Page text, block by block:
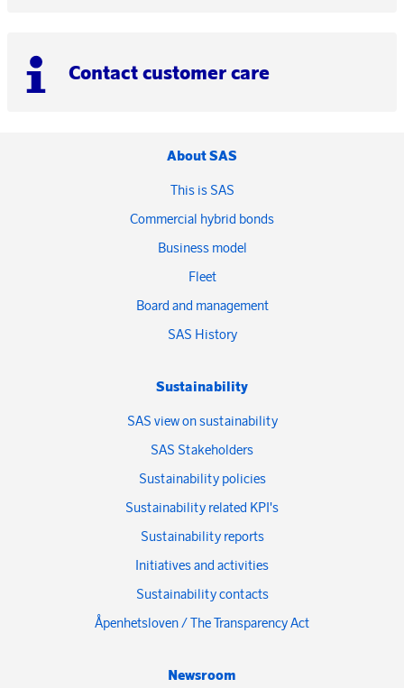
Contact customer care
About SAS
This is SAS
Commercial hybrid bonds
Business model
Fleet
Board and management
SAS History
Sustainability
SAS view on sustainability
SAS Stakeholders
Sustainability policies
Sustainability related KPI's
Sustainability reports
Initiatives and activities
Sustainability contacts
Åpenhetsloven / The Transparency Act
Newsroom